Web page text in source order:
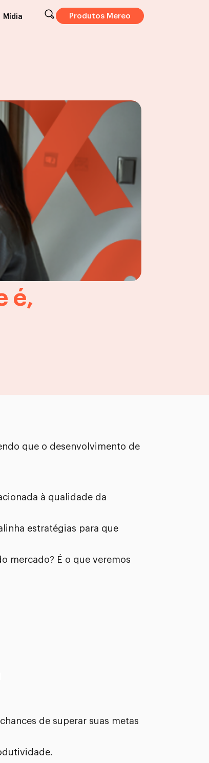
Mídia Produtos Mereo
é,
que o desenvolvimento de
à qualidade da
estratégias para que
mercado? É o que veremos
de superar suas metas